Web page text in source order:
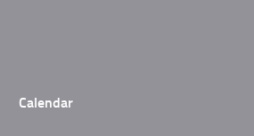
Calendar